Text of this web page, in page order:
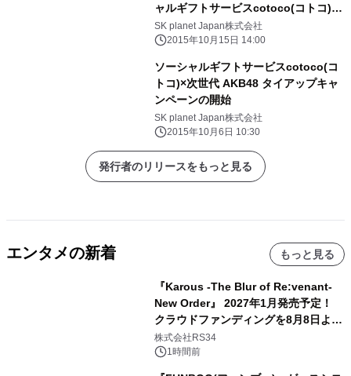
ャルギフトサービスcotoco(コトコ)で
キャンペーン実施中
SK planet Japan株式会社
2015年10月15日 14:00
ソーシャルギフトサービスcotoco(コ
トコ)×次世代 AKB48 タイアップキャ
ンペーンの開始
SK planet Japan株式会社
2015年10月6日 10:30
発行者のリリースをもっと見る
エンタメの新着 もっと見る
『Karous -The Blur of Re:venant-
New Order』 2027年1月発売予定！
クラウドファンディングを8月8日より
開始
株式会社RS34
1時間前